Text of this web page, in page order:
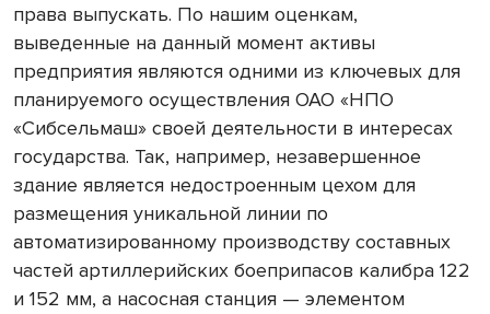
права выпускать. По нашим оценкам,
выведенные на данный момент активы
предприятия являются одними из ключевых для
планируемого осуществления ОАО «НПО
«Сибсельмаш» своей деятельности в интересах
государства. Так, например, незавершенное
здание является недостроенным цехом для
размещения уникальной линии по
автоматизированному производству составных
частей артиллерийских боеприпасов калибра 122
и 152 мм, а насосная станция — элементом